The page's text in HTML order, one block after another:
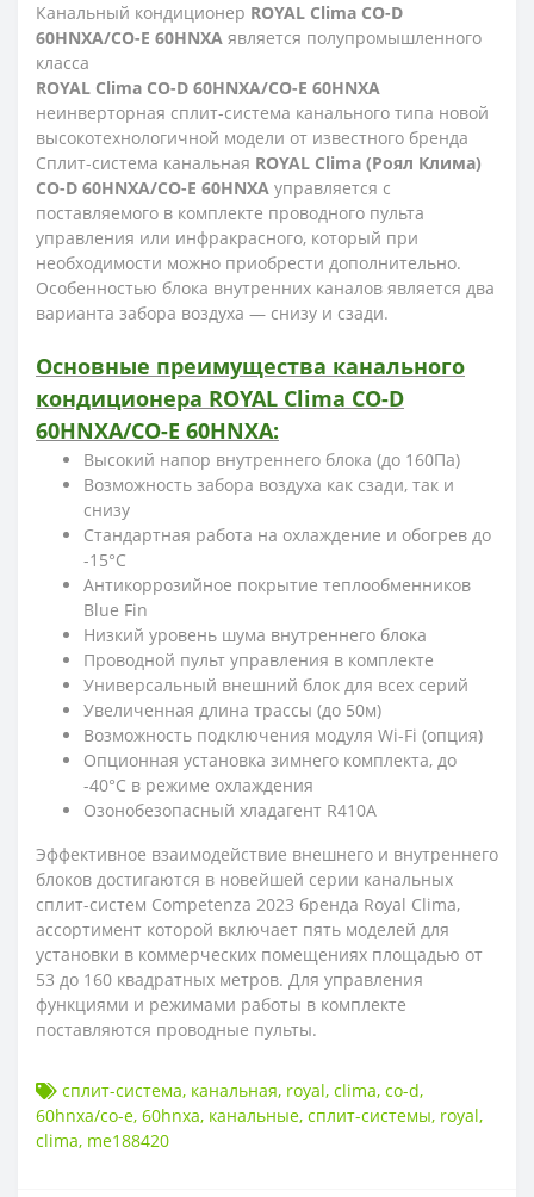
Канальный кондиционер ROYAL Clima CO-D
60HNXA/CO-E 60HNXA является полупромышленного
класса
ROYAL Clima CO-D 60HNXA/CO-E 60HNXA
неинверторная сплит-система канального типа новой
высокотехнологичной модели от известного бренда
Сплит-система канальная ROYAL Clima (Роял Клима)
CO-D 60HNXA/CO-E 60HNXA управляется с
поставляемого в комплекте проводного пульта
управления или инфракрасного, который при
необходимости можно приобрести дополнительно.
Особенностью блока внутренних каналов является два
варианта забора воздуха — снизу и сзади.
Основные преимущества канального
кондиционера ROYAL Clima CO-D
60HNXA/CO-E 60HNXA:
Высокий напор внутреннего блока (до 160Па)
Возможность забора воздуха как сзади, так и
снизу
Стандартная работа на охлаждение и обогрев до
-15°С
Антикоррозийное покрытие теплообменников
Blue Fin
Низкий уровень шума внутреннего блока
Проводной пульт управления в комплекте
Универсальный внешний блок для всех серий
Увеличенная длина трассы (до 50м)
Возможность подключения модуля Wi-Fi (опция)
Опционная установка зимнего комплекта, до
-40°С в режиме охлаждения
Озонобезопасный хладагент R410A
Эффективное взаимодействие внешнего и внутреннего
блоков достигаются в новейшей серии канальных
сплит-систем Competenza 2023 бренда Royal Clima,
ассортимент которой включает пять моделей для
установки в коммерческих помещениях площадью от
53 до 160 квадратных метров. Для управления
функциями и режимами работы в комплекте
поставляются проводные пульты.
сплит-система, канальная, royal, clima, co-d,
60hnxa/co-e, 60hnxa, канальные, сплит-системы, royal,
clima, me188420